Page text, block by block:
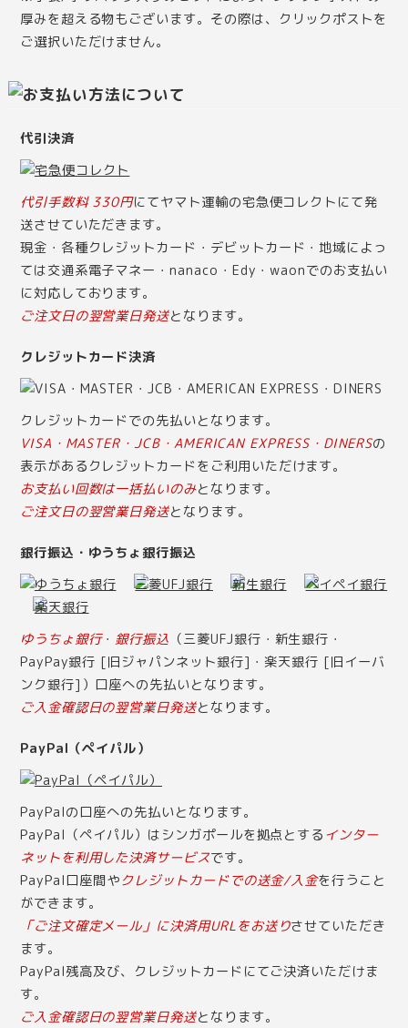
厚みを超える物もございます。その際は、クリックポストを
ご選択いただけません。
代引決済
代引手数料 330円にてヤマト運輸の宅急便コレクトにて発
送させていただきます。
現金・各種クレジットカード・デビットカード・地域によっ
ては交通系電子マネー・nanaco・Edy・waonでのお支払い
に対応しております。
ご注文日の翌営業日発送となります。
クレジットカード決済
クレジットカードでの先払いとなります。
VISA・MASTER・JCB・AMERICAN EXPRESS・DINERSの
表示があるクレジットカードをご利用いただけます。
お支払い回数は一括払いのみとなります。
ご注文日の翌営業日発送となります。
銀行振込・ゆうちょ銀行振込
ゆうちょ銀行・銀行振込 （三菱UFJ銀行・新生銀行・
PayPay銀行 [旧ジャパンネット銀行]・楽天銀行 [旧イーバ
ンク銀行]）口座への先払いとなります。
ご入金確認日の翌営業日発送となります。
PayPal（ペイパル）
PayPalの口座への先払いとなります。
PayPal（ペイパル）はシンガポールを拠点とする インター
ネットを利用した決済サービスです。
PayPal口座間やクレジットカードでの送金/入金を行うこと
ができます。
「ご注文確定メール」に決済用URLをお送りさせていただき
ます。
PayPal残高及び、クレジットカードにてご決済いただけま
す。
ご入金確認日の翌営業日発送となります。